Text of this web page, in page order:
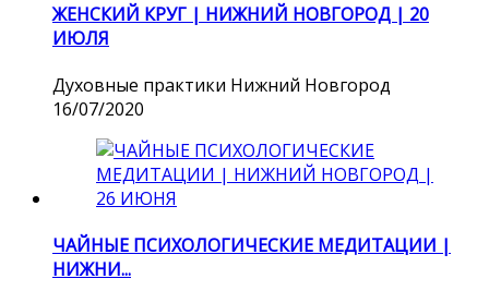
ЖЕНСКИЙ КРУГ | НИЖНИЙ НОВГОРОД | 20
ИЮЛЯ
Духовные практики Нижний Новгород
16/07/2020
ЧАЙНЫЕ ПСИХОЛОГИЧЕСКИЕ МЕДИТАЦИИ |
НИЖНИ...